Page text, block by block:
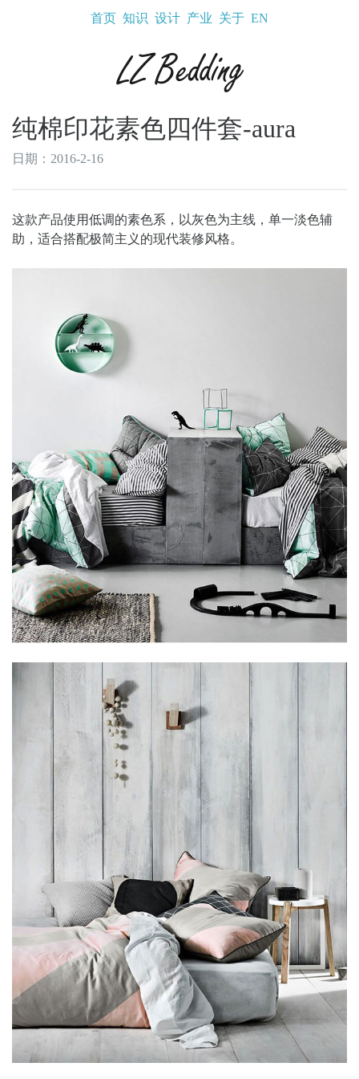
首页 知识 设计 产业 关于 EN
纯棉印花素色四件套-aura
日期：2016-2-16
这款产品使用低调的素色系，以灰色为主线，单一淡色辅
助，适合搭配极简主义的现代装修风格。